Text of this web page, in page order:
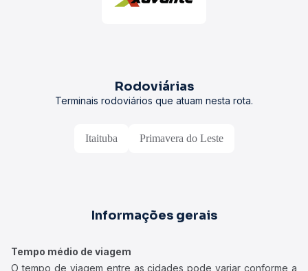
Rodoviárias
Terminais rodoviários que atuam nesta rota.
Itaituba Primavera do Leste
Informações gerais
Tempo médio de viagem
O tempo de viagem entre as cidades pode variar conforme a